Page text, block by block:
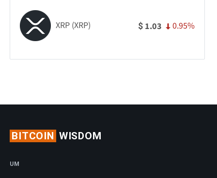
XRP (XRP) $ 1.03 0.95%
BITCOIN WISDOM
UM